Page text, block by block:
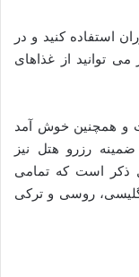
استفاده کنید و در
توانید از غذاهای
و همچنین خوش آمد
رزرو هتل نیز
ذکر است که تمامی
روسی و ترکی